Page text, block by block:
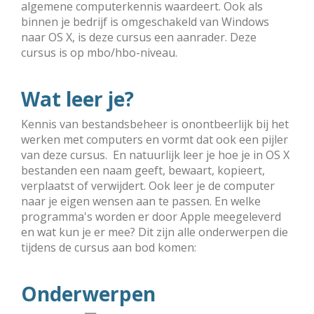
algemene computerkennis waardeert. Ook als
binnen je bedrijf is omge­scha­keld van Windows
naar OS X, is deze cursus een aanrader. Deze
cursus is op mbo/hbo-niveau.
Wat leer je?
Kennis van bestandsbeheer is onontbeerlijk bij het
werken met computers en vormt dat ook een pijler
van deze cursus. En natuurlijk leer je hoe je in OS X
bestanden een naam geeft, bewaart, kopieert,
verplaatst of verwijdert. Ook leer je de computer
naar je eigen wensen aan te passen. En welke
programma's worden er door Apple meegeleverd
en wat kun je er mee? Dit zijn alle onderwerpen die
tijdens de cursus aan bod komen:
Onderwerpen